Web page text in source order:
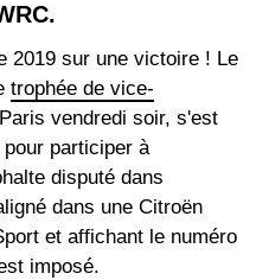
2019 sur une victoire ! Le
trophée de vice-
vendredi soir, s'est
participer à
disputé dans
dans une Citroën
et affichant le numéro
imposé.